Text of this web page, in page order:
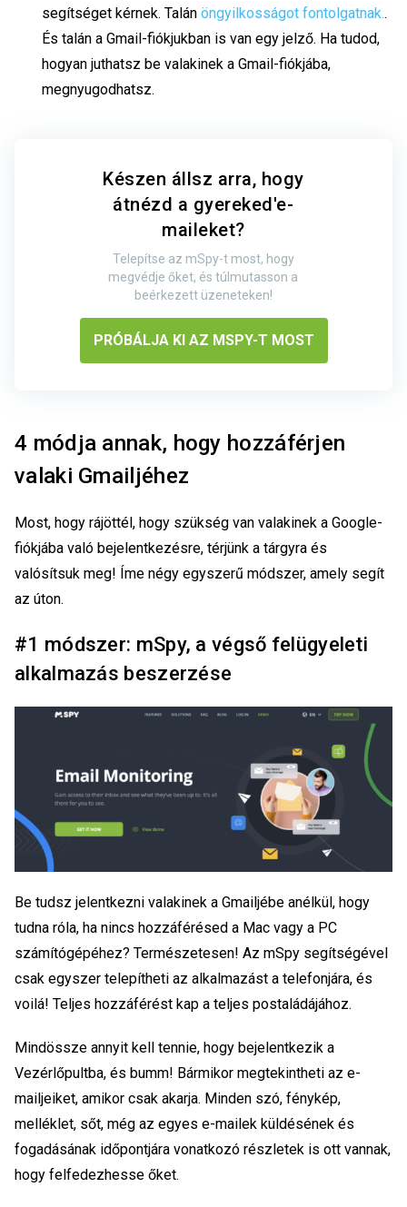
segítséget kérnek. Talán öngyilkosságot fontolgatnak..
És talán a Gmail-fiókjukban is van egy jelző. Ha tudod,
hogyan juthatsz be valakinek a Gmail-fiókjába,
megnyugodhatsz.
Készen állsz arra, hogy
átnézd a gyereked'e-
maileket?
Telepítse az mSpy-t most, hogy
megvédje őket, és túlmutasson a
beérkezett üzeneteken!
PRÓBÁLJA KI AZ MSPY-T MOST
4 módja annak, hogy hozzáférjen
valaki Gmailjéhez
Most, hogy rájöttél, hogy szükség van valakinek a Google-
fiókjába való bejelentkezésre, térjünk a tárgyra és
valósítsuk meg! Íme négy egyszerű módszer, amely segít
az úton.
#1 módszer: mSpy, a végső felügyeleti
alkalmazás beszerzése
Be tudsz jelentkezni valakinek a Gmailjébe anélkül, hogy
tudna róla, ha nincs hozzáférésed a Mac vagy a PC
számítógépéhez? Természetesen! Az mSpy segítségével
csak egyszer telepítheti az alkalmazást a telefonjára, és
voilá! Teljes hozzáférést kap a teljes postaládájához.
Mindössze annyit kell tennie, hogy bejelentkezik a
Vezérlőpultba, és bumm! Bármikor megtekintheti az e-
mailjeiket, amikor csak akarja. Minden szó, fénykép,
melléklet, sőt, még az egyes e-mailek küldésének és
fogadásának időpontjára vonatkozó részletek is ott vannak,
hogy felfedezhesse őket.